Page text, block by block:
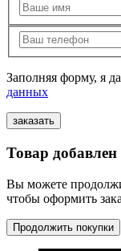
Заполняя форму, я
данных
Товар
Вы можете
чтобы оформить
Продолжить покупки